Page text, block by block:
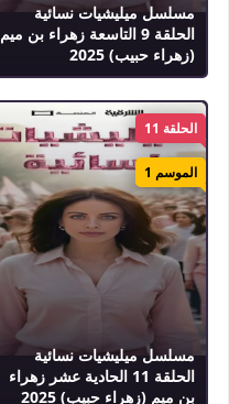
مسلسل ميليشيات نسائية
الحلقة 9 التاسعة زهراء بن ميم
(زهراء حبيب) 2025
مسلسل ميليشيات نسائية
الحلقة 11 الحادية عشر زهراء
بن ميم (زهراء حبيب) 2025
الحلقة 11
الموسم 1